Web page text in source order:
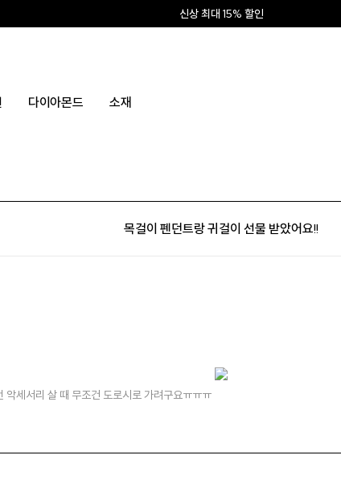
앱 설치하고 2만원 쿠폰
다이아몬드 소재
목걸이 펜던트랑 귀걸이 선물 받았어요!!
세서리 살 때 무조건 도로시로 가려구요ㅠㅠㅠ